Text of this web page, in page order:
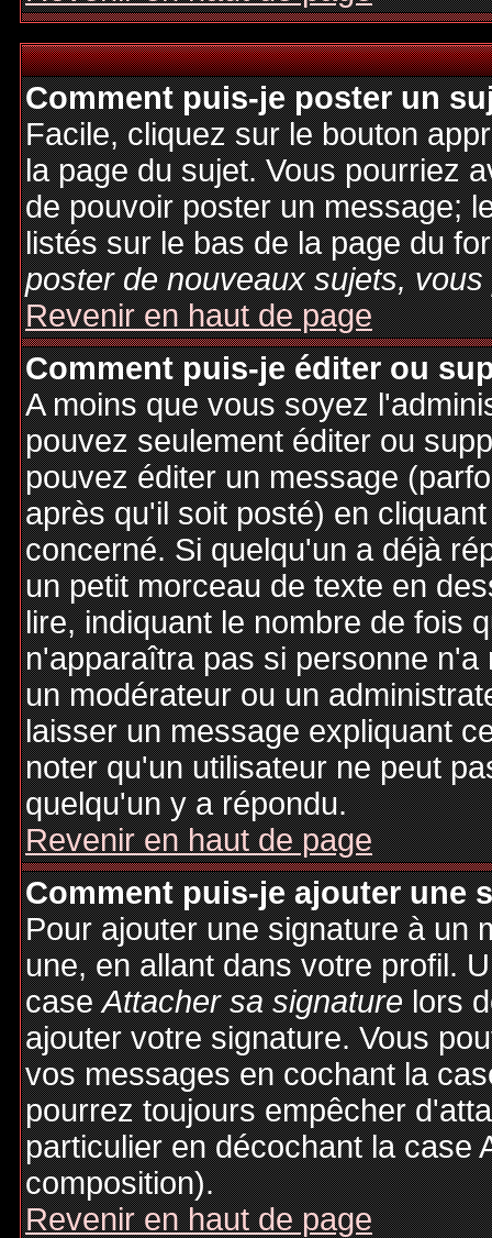
Comment puis-je poster un
Facile, cliquez sur le bouton
la page du sujet. Vous pourriez
de pouvoir poster un message;
listés sur le bas de la page du
poster de nouveaux sujets,
Revenir en haut de page
Comment puis-je éditer ou
A moins que vous soyez
pouvez seulement éditer ou
pouvez éditer un message
après qu'il soit posté) en
concerné. Si quelqu'un a déjà
un petit morceau de texte en
lire, indiquant le nombre de fois
n'apparaîtra pas si personne
un modérateur ou un
laisser un message expliquant
noter qu'un utilisateur ne peut
quelqu'un y a répondu.
Revenir en haut de page
Comment puis-je ajouter une
Pour ajouter une signature à un
une, en allant dans votre profil.
caseAttacher sa signaturelors
ajouter votre signature. Vous
vos messages en cochant la
pourrez toujours empêcher
particulier en décochant la case
composition).
Revenir en haut de page